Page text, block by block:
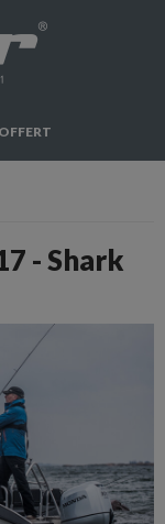
- Shark